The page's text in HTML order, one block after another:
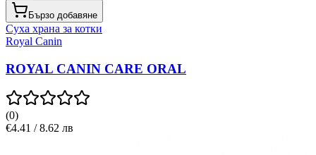
Бързо добавяне
Суха храна за котки
Royal Canin
ROYAL CANIN CARE ORAL
(0)
€4.41 / 8.62 лв